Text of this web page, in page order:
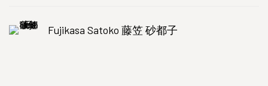
Fujikasa Satoko 藤笠 砂都子